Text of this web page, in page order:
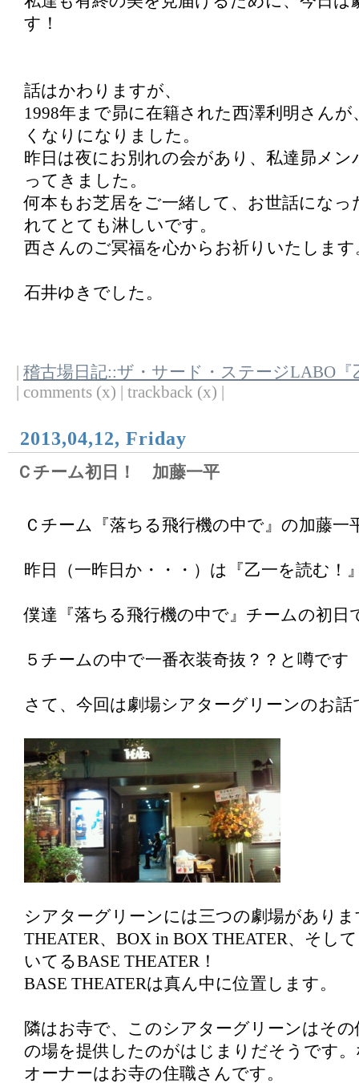
す！
話はかわりますが、
1998年まで昴に在籍された西澤利明さんが
くなりになりました。
昨日は夜にお別れの会があり、私達昴メン
ってきました。
何本もお芝居をご一緒して、お世話になっ
れてとても淋しいです。
西さんのご冥福を心からお祈りいたします
石井ゆきでした。
稽古場日記::ザ・サード・ステージLABO『
| comments (x) | trackback (x) |
2013,04,12, Friday
Ｃチーム初日！ 加藤一平
Ｃチーム『落ちる飛行機の中で』の加藤一
昨日（一昨日か・・・）は『乙一を読む！
僕達『落ちる飛行機の中で』チームの初日
５チームの中で一番衣装奇抜？？と噂です
さて、今回は劇場シアターグリーンのお話
シアターグリーンには三つの劇場がありま
THEATER、BOX in BOX THEATER、そし
いてるBASE THEATER！
BASE THEATERは真ん中に位置します。
隣はお寺で、このシアターグリーンはそ
の場を提供したのがはじまりだそうです
オーナーはお寺の住職さんです。